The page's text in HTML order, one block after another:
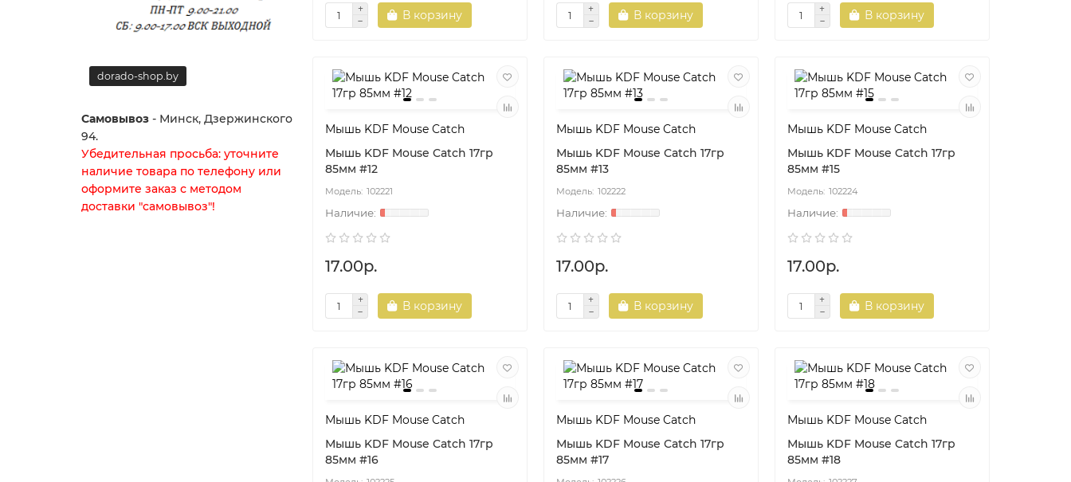
dorado-shop.by dorado-shop.by dorado-shop.by
Самовывоз - Минск, Дзержинского
94.
Убедительная просьба: уточните
наличие товара по телефону или
оформите заказ с методом
доставки "самовывоз"!
В корзину В корзину В корзину
Мышь KDF Mouse Catch
Мышь KDF Mouse Catch 17гр
85мм #12
102221
17.00р.
В корзину
Мышь KDF Mouse Catch
Мышь KDF Mouse Catch 17гр
85мм #13
102222
17.00р.
В корзину
Мышь KDF Mouse Catch
Мышь KDF Mouse Catch 17гр
85мм #15
102224
17.00р.
В корзину
Мышь KDF Mouse Catch
Мышь KDF Mouse Catch 17гр
85мм #16
Мышь KDF Mouse Catch
Мышь KDF Mouse Catch 17гр
85мм #17
Мышь KDF Mouse Catch
Мышь KDF Mouse Catch 17гр
85мм #18